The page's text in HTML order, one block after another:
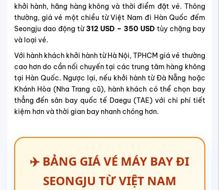
khởi hành, hãng hàng không và thời điểm đặt vé. Thông
thường, giá vé một chiều từ Việt Nam đi Hàn Quốc đếm
Seongju dao động từ 312 USD – 350 USD tùy chặng bay
và loại vé.
Với hành khách khởi hành từ Hà Nội, TPHCM giá vé thường
cao hơn do cần nối chuyến tại các trung tâm hàng không
tại Hàn Quốc. Ngược lại, nếu khởi hành từ Đà Nẵng hoặc
Khánh Hòa (Nha Trang cũ), hành khách có thể chọn bay
thẳng đếnsân bay quốc tế Daegu (TAE) với chi phí tiết
kiệm hơn và thời gian bay nhanh chóng hơn.
✈️ BẢNG GIÁ VÉ MÁY BAY ĐI
SEONGJU TỪ VIỆT NAM